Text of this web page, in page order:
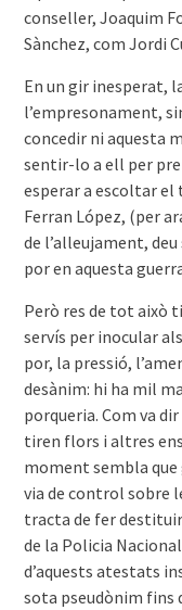
conseller, Joaquim
Sànchez, com Jordi
En un gir inesperat,
l’empresonament,
concedir ni aquesta
sentir-lo a ell per
esperar a escoltar el
Ferran López, (per
de l’alleujament,
por en aquesta
Però res de tot això
servís per inocular
por, la pressió,
desànim: hi ha mil
porqueria. Com va
tiren flors i altres ens
moment sembla que
via de control sobre
tracta de fer
de la Policia
d’aquests atestats
sota pseudònim fins